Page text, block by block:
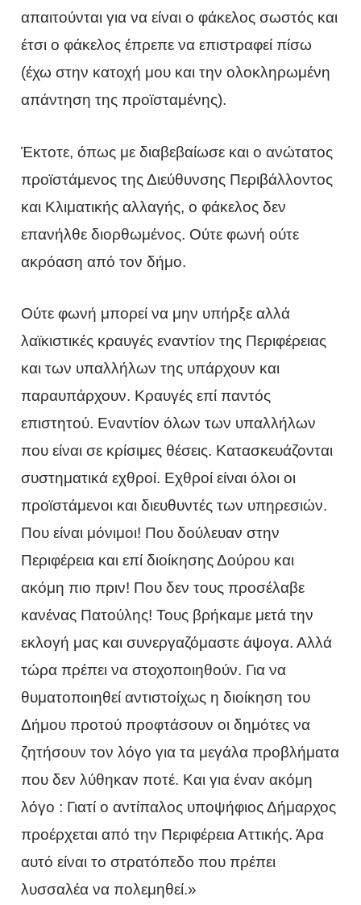
απαιτούνται για να είναι ο φάκελος σωστός και
έτσι ο φάκελος έπρεπε να επιστραφεί πίσω
(έχω στην κατοχή μου και την ολοκληρωμένη
απάντηση της προϊσταμένης).
Έκτοτε, όπως με διαβεβαίωσε και ο ανώτατος
προϊστάμενος της Διεύθυνσης Περιβάλλοντος
και Κλιματικής αλλαγής, ο φάκελος δεν
επανήλθε διορθωμένος. Ούτε φωνή ούτε
ακρόαση από τον δήμο.
Ούτε φωνή μπορεί να μην υπήρξε αλλά
λαϊκιστικές κραυγές εναντίον της Περιφέρειας
και των υπαλλήλων της υπάρχουν και
παραυπάρχουν. Κραυγές επί παντός
επιστητού. Εναντίον όλων των υπαλλήλων
που είναι σε κρίσιμες θέσεις. Κατασκευάζονται
συστηματικά εχθροί. Εχθροί είναι όλοι οι
προϊστάμενοι και διευθυντές των υπηρεσιών.
Που είναι μόνιμοι! Που δούλευαν στην
Περιφέρεια και επί διοίκησης Δούρου και
ακόμη πιο πριν! Που δεν τους προσέλαβε
κανένας Πατούλης! Τους βρήκαμε μετά την
εκλογή μας και συνεργαζόμαστε άψογα. Αλλά
τώρα πρέπει να στοχοποιηθούν. Για να
θυματοποιηθεί αντιστοίχως η διοίκηση του
Δήμου προτού προφτάσουν οι δημότες να
ζητήσουν τον λόγο για τα μεγάλα προβλήματα
που δεν λύθηκαν ποτέ. Και για έναν ακόμη
λόγο : Γιατί ο αντίπαλος υποψήφιος Δήμαρχος
προέρχεται από την Περιφέρεια Αττικής. Άρα
αυτό είναι το στρατόπεδο που πρέπει
λυσσαλέα να πολεμηθεί.»